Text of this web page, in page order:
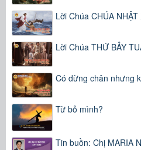
Lời Chúa CHÚA
Lời Chúa THỨ BẢY
Có dừng chân nhưng
Từ bỏ mình?
Tin buồn: Chị MARIA